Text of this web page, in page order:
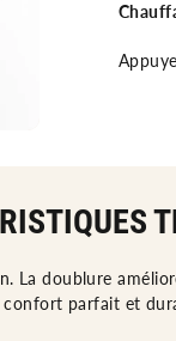
La doublure
confort parfait et